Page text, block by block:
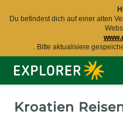
Du befindest dich auf einer alten
. Bitte aktualisiere
Explorer
Fernreisen
Kroatien